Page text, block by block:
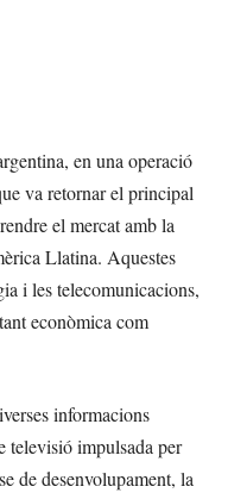
en una operació
va retornar el principal
el mercat amb la
Llatina. Aquestes
i les telecomunicacions,
econòmica com
informacions
televisió impulsada per
de desenvolupament, la